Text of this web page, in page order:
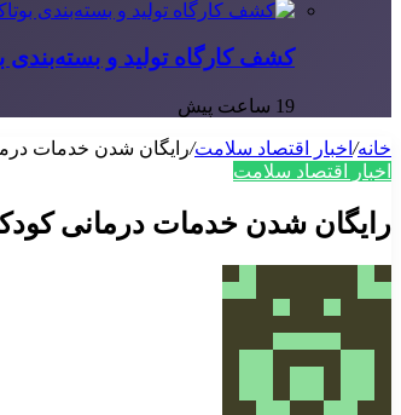
کشف کارگاه تولید و بسته‌بندی
19 ساعت پیش
خانه/ اخبار اقتصاد سلامت/رایگان شدن خدمات درمانی کودکان زیر ۷ سال فشار
اخبار اقتصاد سلامت
رایگان شدن خدمات درمانی کودکان زیر ۷ سال فشار مالی بر